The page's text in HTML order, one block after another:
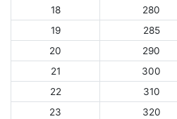
18 280
19
285
20
290
21
300
22
310
23
320